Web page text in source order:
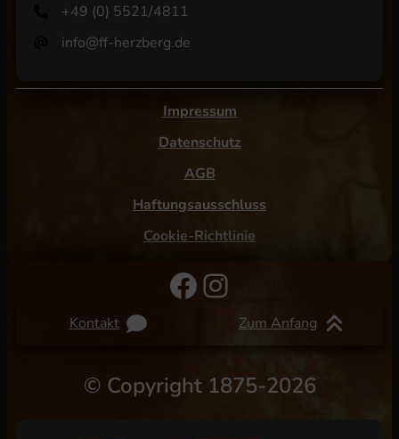
+49 (0) 5521/4811
info@ff-herzberg.de
Impressum
Datenschutz
AGB
Haftungsausschluss
Cookie-Richtlinie
Facebook
Instagram
Kontakt Zum Anfang
© Copyright 1875-2026